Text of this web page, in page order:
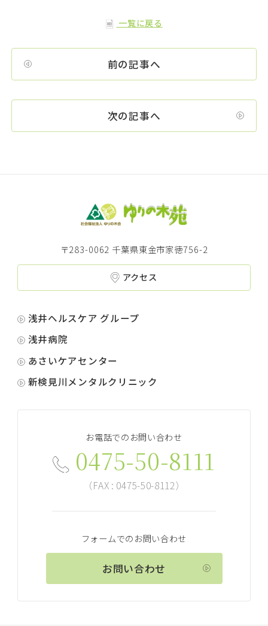
前の記事へ
一覧に戻る
次の記事へ
〒283-0062 千葉県東金市家徳756-2
アクセス
浅井ヘルスケア グループ
浅井病院
あさいケアセンター
新検見川メンタルクリニック
お電話でのお問い合わせ
0475-50-8111
（FAX : 0475-50-8112）
フォームでのお問い合わせ
お問い合わせ